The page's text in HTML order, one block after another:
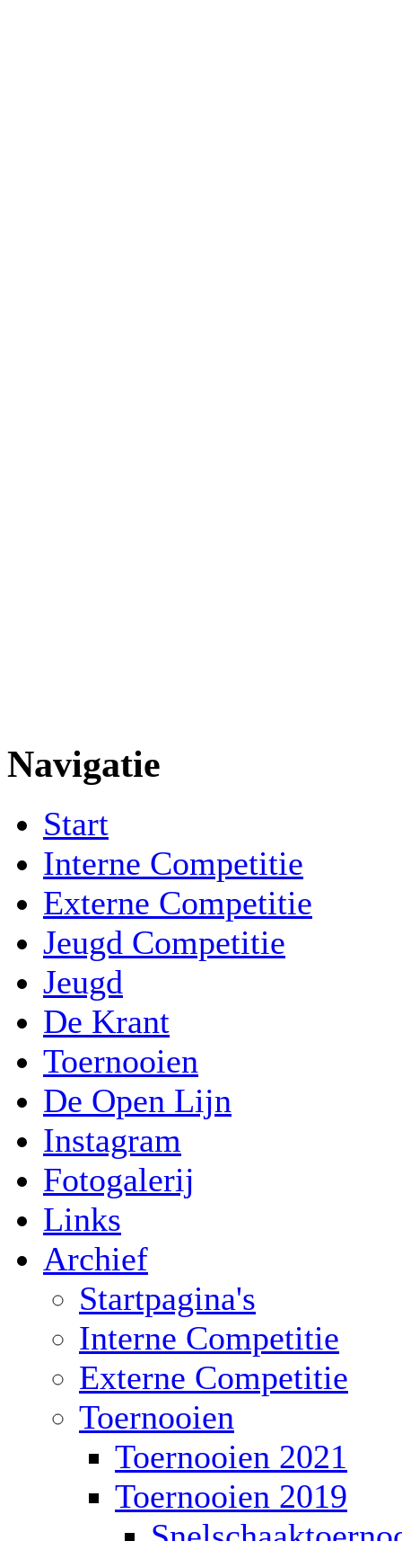
Navigatie
Start
Interne Competitie
Externe Competitie
Jeugd Competitie
Jeugd
De Krant
Toernooien
De Open Lijn
Instagram
Fotogalerij
Links
Archief
Startpagina's
Interne Competitie
Externe Competitie
Toernooien
Toernooien 2021
Toernooien 2019